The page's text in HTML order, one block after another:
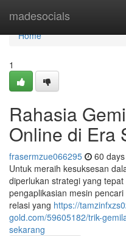
madesocials
Home
Home
1
Rahasia
Online di Era
frasermzue066295 60
Untuk meraih kesuksesan
diperlukan strategi yang
pengaplikasian mesin
relasi yang https://
gold.com/59605182/trik-
sekarang